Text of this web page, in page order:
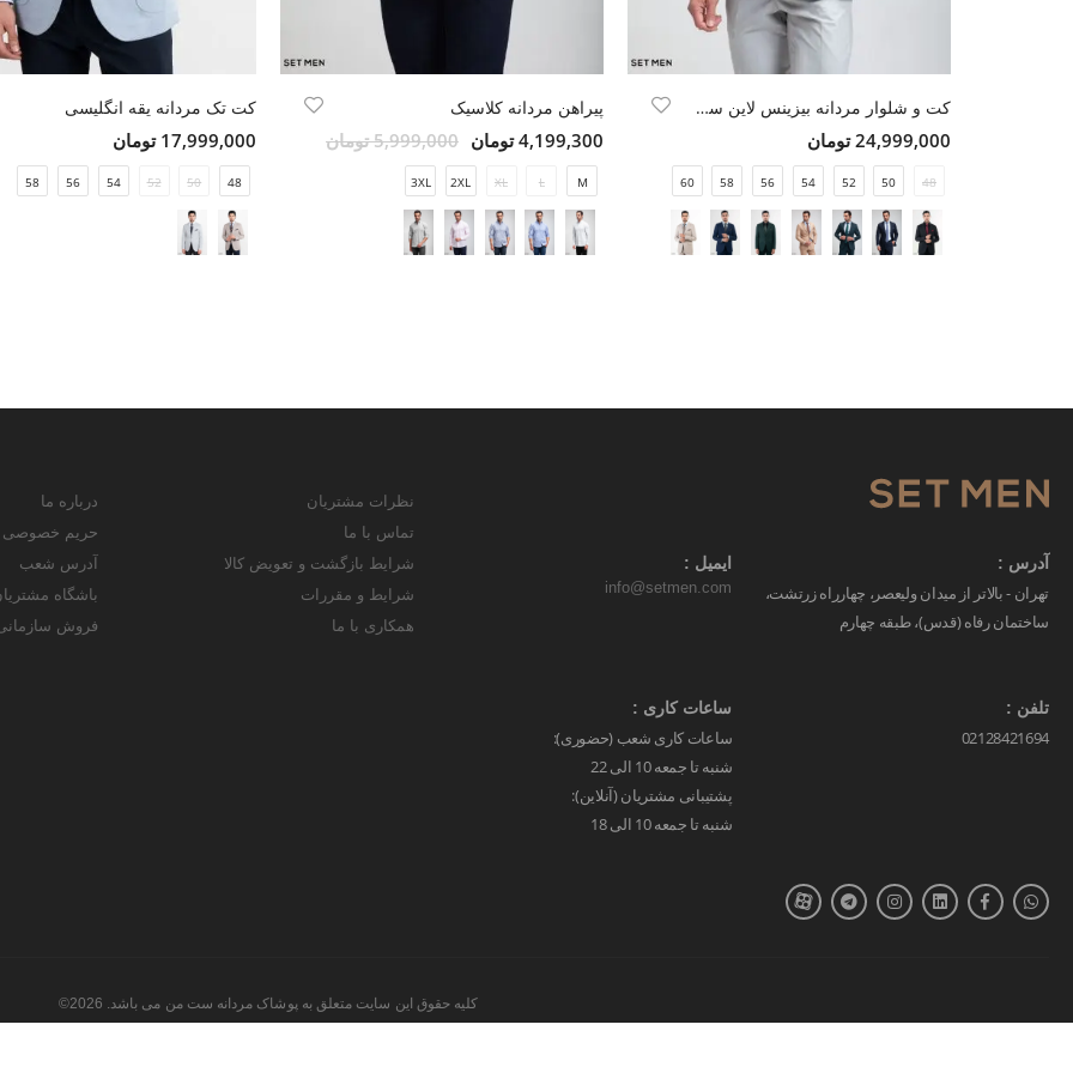
کت و شلوار مردانه بیزینس لاین ست من
24,999,000 تومان
48
50
52
54
56
58
60
پیراهن مردانه کلاسیک
4,199,300 تومان 5,999,000 تومان
M
L
XL
2XL
3XL
کت تک مردانه یقه انگلیسی
17,999,000 تومان
48
50
52
54
56
58
آدرس :
تهران - بالاتر از میدان ولیعصر، چهارراه زرتشت،
ساختمان رفاه (قدس)، طبقه چهارم
ایمیل :
info@setmen.com
تلفن :
02128421694
ساعات کاری :
ساعات کاری شعب (حضوری):
شنبه تا جمعه 10 الی 22
پشتیبانی مشتریان (آنلاین):
شنبه تا جمعه 10 الی 18
نظرات مشتریان
تماس با ما
شرایط بازگشت و تعویض کالا
شرایط و مقررات
همکاری با ما
درباره ما
حریم خصوصی
آدرس شعب
باشگاه
فروش
کلیه حقوق این سایت متعلق به پوشاک مردانه ست من می باشد. 2026©